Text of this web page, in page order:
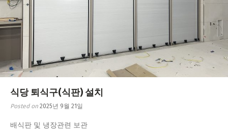
식당 퇴식구(식판) 설치
Posted on 2025년 9월 21일
배식판 및 냉장관련 보관